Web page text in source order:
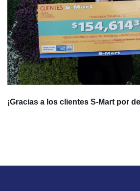
¡Gracias a los clientes S-Mart por